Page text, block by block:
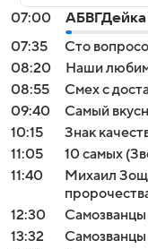
07:00
АБВГДейка
07:35
Сто
08:20
Наши
08:55
Смех с
09:40
Самый
10:15
Знак
11:05
10 самых
11:40
Михаил
12:30
Самозванцы
13:32
Самозванцы